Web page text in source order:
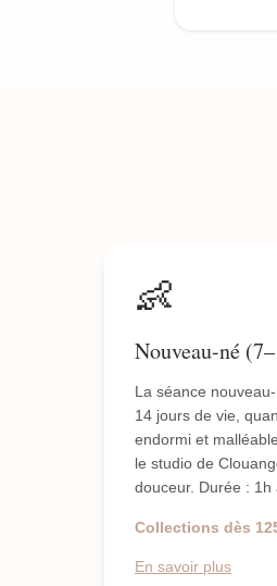
👶
Nouveau-né
La séance
14 jours de vie,
endormi et
le studio de
douceur. Durée : 1h
Collections dès
En savoir plus